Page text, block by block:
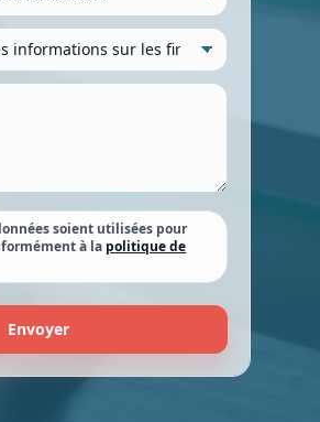
soient utilisées pour
à la politique de